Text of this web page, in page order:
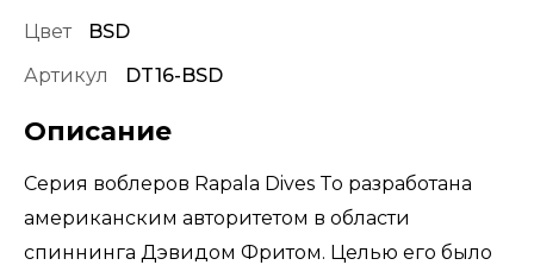
Цвет
BSD
Артикул
DT16-BSD
Описание
Серия воблеров Rapala Dives To разработана
американским авторитетом в области
спиннинга Дэвидом Фритом. Целью его было